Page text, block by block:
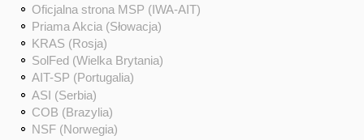
Oficjalna strona MSP (IWA-AIT)
Priama Akcia (Słowacja)
KRAS (Rosja)
SolFed (Wielka Brytania)
AIT-SP (Portugalia)
ASI (Serbia)
COB (Brazylia)
NSF (Norwegia)